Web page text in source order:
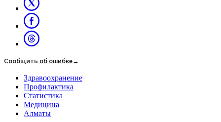
Сообщить об ошибке→
Здравоохранение
Профилактика
Статистика
Медицина
Алматы